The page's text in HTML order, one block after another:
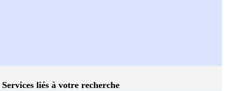
Services liés à votre recherche